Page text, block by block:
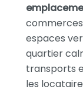
espaces
quartier
transports
les